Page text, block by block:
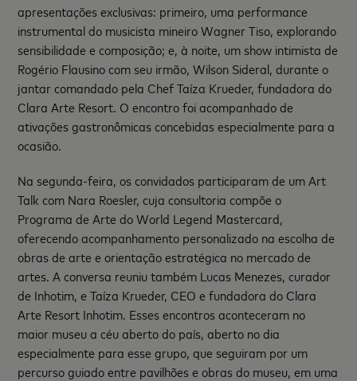
apresentações exclusivas: primeiro, uma performance
instrumental do musicista mineiro Wagner Tiso, explorando
sensibilidade e composição; e, à noite, um show intimista de
Rogério Flausino com seu irmão, Wilson Sideral, durante o
jantar comandado pela Chef Taíza Krueder, fundadora do
Clara Arte Resort. O encontro foi acompanhado de
ativações gastronômicas concebidas especialmente para a
ocasião.
Na segunda-feira, os convidados participaram de um Art
Talk com Nara Roesler, cuja consultoria compõe o
Programa de Arte do World Legend Mastercard,
oferecendo acompanhamento personalizado na escolha de
obras de arte e orientação estratégica no mercado de
artes. A conversa reuniu também Lucas Menezes, curador
de Inhotim, e Taíza Krueder, CEO e fundadora do Clara
Arte Resort Inhotim. Esses encontros aconteceram no
maior museu a céu aberto do país, aberto no dia
especialmente para esse grupo, que seguiram por um
percurso guiado entre pavilhões e obras do museu, em uma